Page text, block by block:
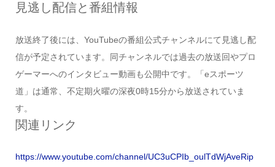
見逃し配信と番組情報
放送終了後には、YouTubeの番組公式チャンネルにて見逃し配
信が予定されています。同チャンネルでは過去の放送回やプロ
ゲーマーへのインタビュー動画も公開中です。「eスポーツ
道」は通常、不定期火曜の深夜0時15分から放送されていま
す。
関連リンク
https://www.youtube.com/channel/UC3uCPIb_oulTdWjAveRip